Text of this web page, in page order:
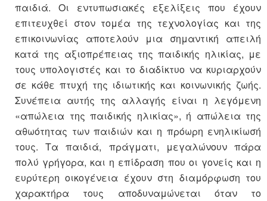
παιδιά. Οι εντυπωσιακές εξελίξεις που έχουν
επιτευχθεί στον τομέα της τεχνολογίας και της
επικοινωνίας αποτελούν μια σημαντική απειλή
κατά της αξιοπρέπειας της παιδικής ηλικίας, με
τους υπολογιστές και το διαδίκτυο να κυριαρχούν
σε κάθε πτυχή της ιδιωτικής και κοινωνικής ζωής.
Συνέπεια αυτής της αλλαγής είναι η λεγόμενη
«απώλεια της παιδικής ηλικίας», ή απώλεια της
αθωότητας των παιδιών και η πρόωρη ενηλικίωσή
τους. Τα παιδιά, πράγματι, μεγαλώνουν πάρα
πολύ γρήγορα, και η επίδραση που οι γονείς και η
ευρύτερη οικογένεια έχουν στη διαμόρφωση του
χαρακτήρα τους αποδυναμώνεται όταν το